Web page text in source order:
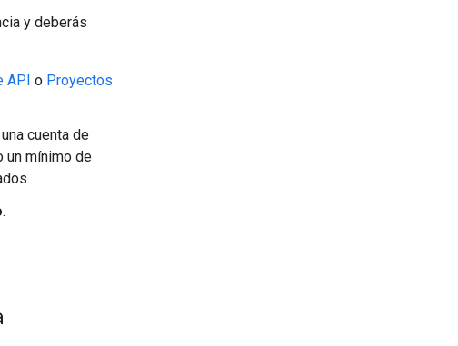
y deberás
API o Proyectos
cuenta de
un mínimo de
.